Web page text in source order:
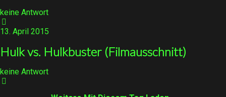
keine Antwort
13. April 2015
Hulk vs. Hulkbuster (Filmausschnitt)
keine Antwort